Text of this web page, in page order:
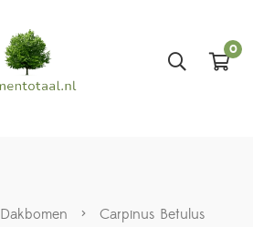
0
Dakbomen >
Carpinus Betulus